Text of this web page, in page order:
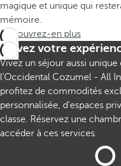
magique et unique qui
mémoire.
Découvrez-en plus
Élevez votre
Vivez un séjour aussi
l'Occidental Cozumel - All
profitez de commodités
personnalisée, d'espaces
classe. Réservez une
accéder à ces services.